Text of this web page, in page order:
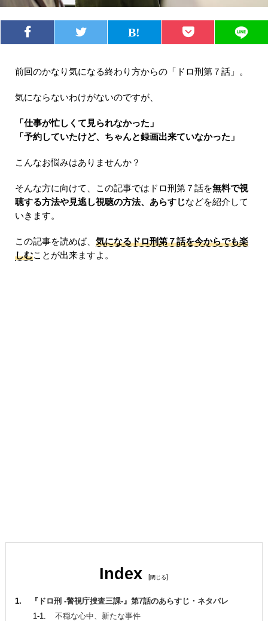
前回のかなり気になる終わり方からの「ドロ刑第７話」。
気にならないわけがないのですが、
「仕事が忙しくて見られなかった」
「予約していたけど、ちゃんと録画出来ていなかった」
こんなお悩みはありませんか？
そんな方に向けて、この記事ではドロ刑第７話を無料で視
聴する方法や見逃し視聴の方法、あらすじなどを紹介して
いきます。
この記事を読めば、 気になるドロ刑第７話を今からでも楽
しむことが出来ますよ。
Index [ ]
『ドロ刑 -警視庁捜査三課-』第7話のあらすじ・ネタバレ
不穏な心中、新たな事件